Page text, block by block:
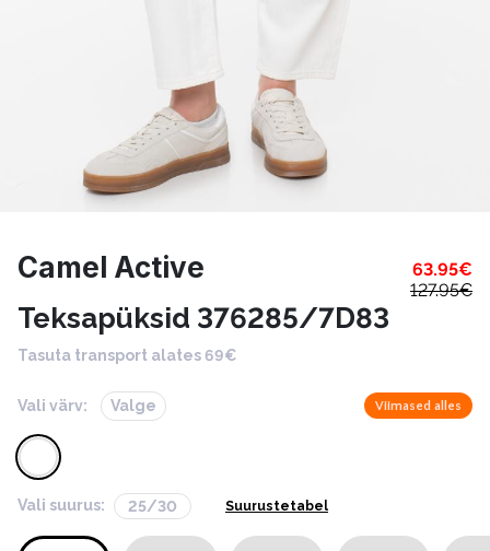
Camel Active 63.95€
127.95€
Teksapüksid 376285/7D83
Tasuta transport alates 69€
Vali värv: Valge Viimased alles
Vali suurus: 25/30 Suurustetabel